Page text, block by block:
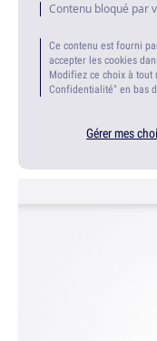
Contenu bloqué par
Ce contenu est fourni
accepter les cookies
Modifiez ce choix à tout
Confidentialité" en bas
Gérer mes